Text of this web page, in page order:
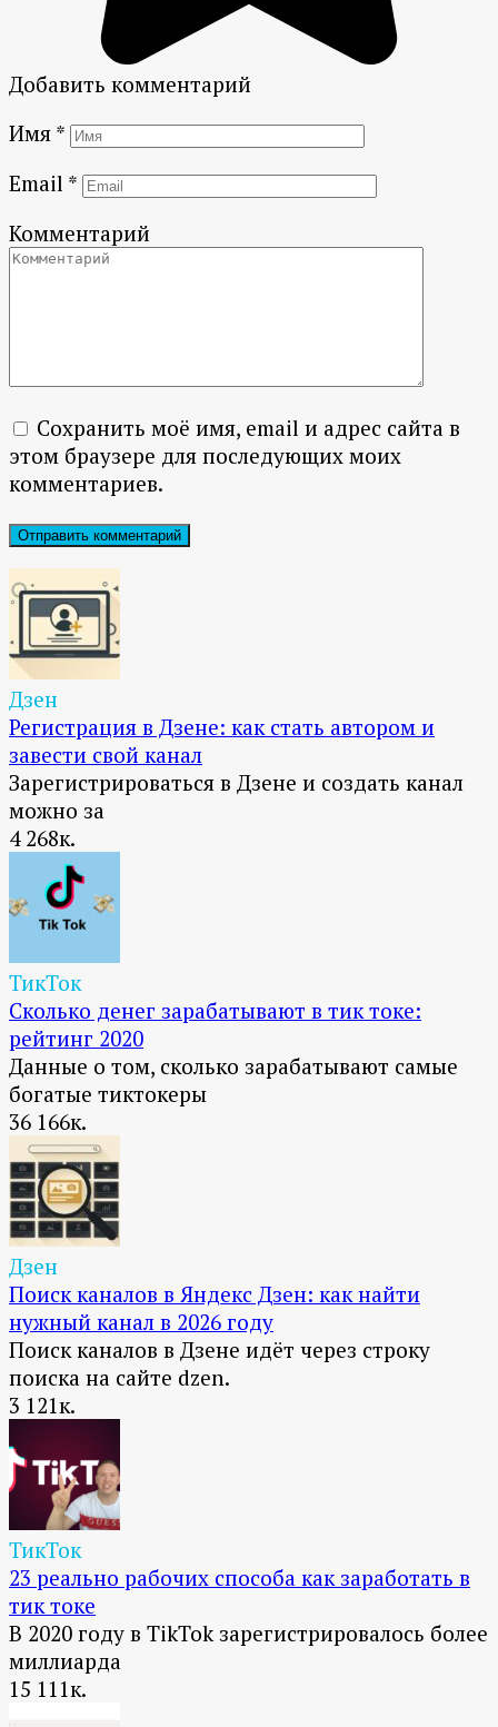
Добавить комментарий
Имя *
Email *
Комментарий
Сохранить моё имя, email и адрес сайта в
этом браузере для последующих моих
комментариев.
Дзен
Регистрация в Дзене: как стать автором и
завести свой канал
Зарегистрироваться в Дзене и создать канал
можно за
4 268к.
ТикТок
Сколько денег зарабатывают в тик токе:
рейтинг 2020
Данные о том, сколько зарабатывают самые
богатые тиктокеры
36 166к.
Дзен
Поиск каналов в Яндекс Дзен: как найти
нужный канал в 2026 году
Поиск каналов в Дзене идёт через строку
поиска на сайте dzen.
3 121к.
ТикТок
23 реально рабочих способа как заработать в
тик токе
В 2020 году в TikTok зарегистрировалось более
миллиарда
15 111к.